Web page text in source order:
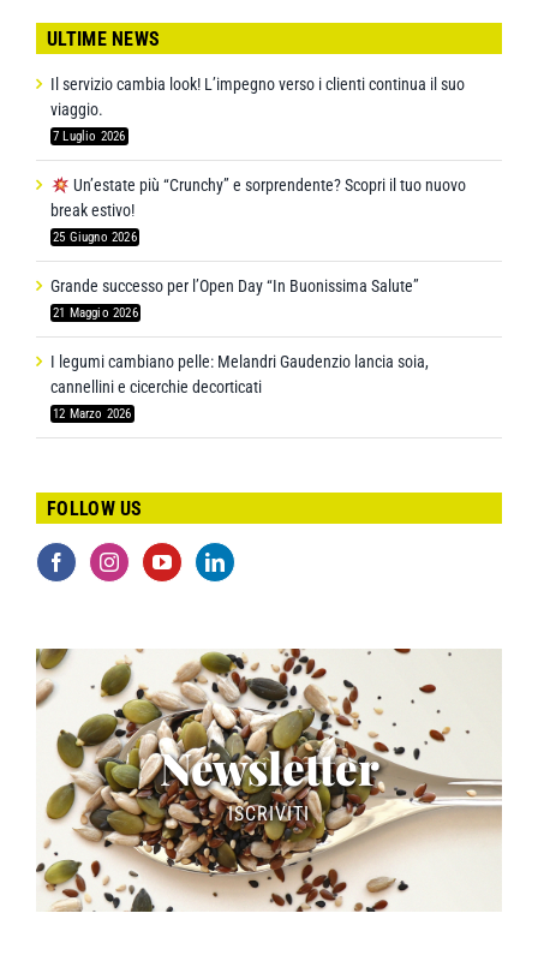
ULTIME NEWS
Il servizio cambia look! L’impegno verso i clienti continua il suo
viaggio.
7 Luglio 2026
Un’estate più “Crunchy” e sorprendente? Scopri il tuo nuovo
break estivo!
25 Giugno 2026
Grande successo per l’Open Day “In Buonissima Salute”
21 Maggio 2026
I legumi cambiano pelle: Melandri Gaudenzio lancia soia,
cannellini e cicerchie decorticati
12 Marzo 2026
FOLLOW US
Newsletter
ISCRIVITI